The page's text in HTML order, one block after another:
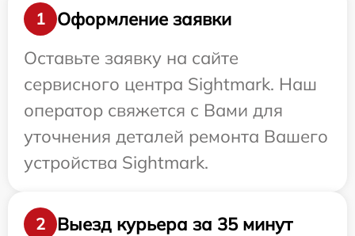
1
Оформление заявки
Оставьте заявку на сайте
сервисного центра Sightmark. Наш
оператор свяжется с Вами для
уточнения деталей ремонта Вашего
устройства Sightmark.
2
Выезд курьера за 35 минут